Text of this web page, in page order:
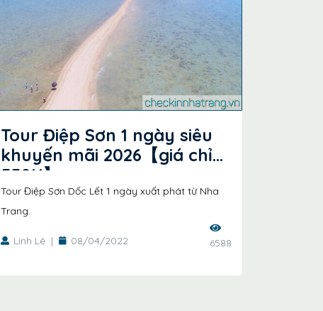
Tour Điệp Sơn 1 ngày siêu
khuyến mãi 2026【giá chỉ
550K】
Tour Điệp Sơn Dốc Lết 1 ngày xuất phát từ Nha
Trang.
Linh Lê | 08/04/2022 6588